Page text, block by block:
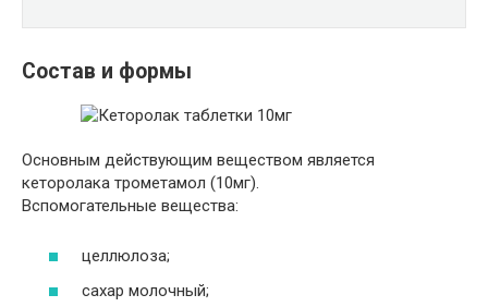
Состав и формы
Основным действующим веществом является
кеторолака трометамол (10мг).
Вспомогательные вещества:
целлюлоза;
сахар молочный;